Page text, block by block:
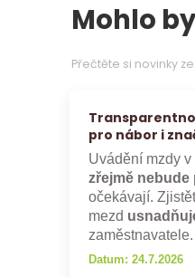
Mohlo
Přečtěte si novinky
pro nábor i
Uvádění mzdy
zřejmě nebude
očekávají.
mezd
zaměstnavatele.
Datum: 24.7.2026